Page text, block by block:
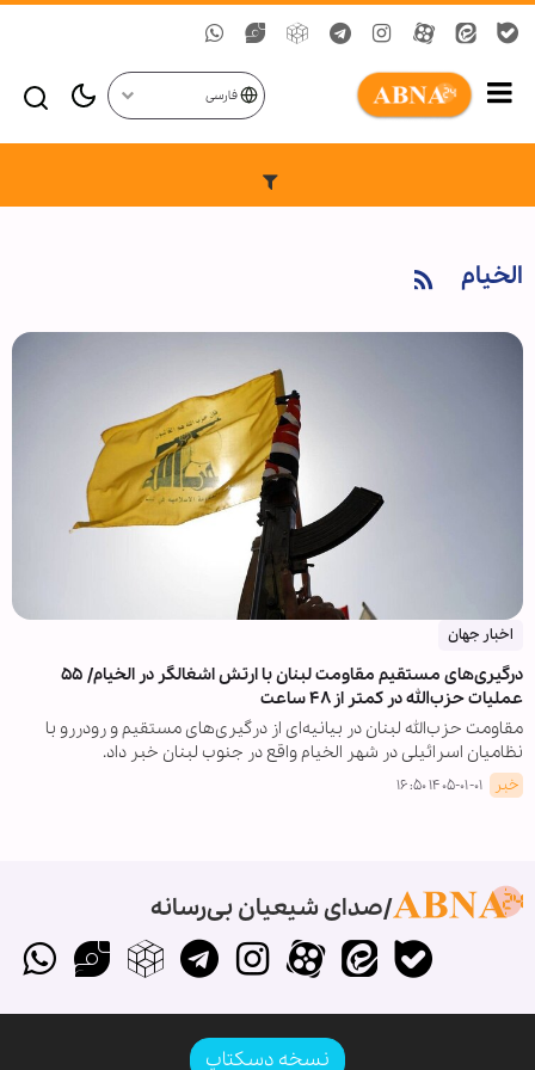
فارسی
الخیام
اخبار جهان
درگیری‌های مستقیم مقاومت لبنان با ارتش اشغالگر در الخیام/ ۵۵
عملیات حزب‌الله در کمتر از ۴۸ ساعت
مقاومت حزب‌الله لبنان در بیانیه‌ای از درگیری‌های مستقیم و رودررو با
نظامیان اسرائیلی در شهر الخیام واقع در جنوب لبنان خبر داد.
خبر ۱۴۰۵-۰۱-۰۱ ۱۶:۵۰
صدای شیعیان بی‌رسانه
نسخه دسکتاپ